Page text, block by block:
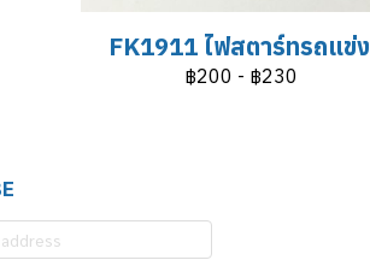
FK1911 ไฟสตาร์ทรถแข่ง
฿200 - ฿230